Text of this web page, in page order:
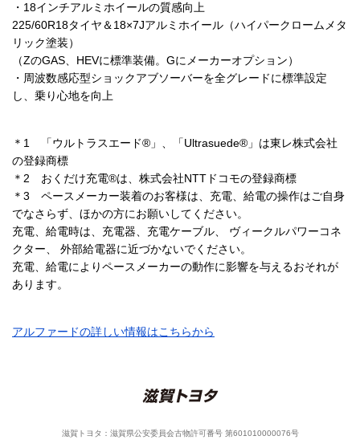
・18インチアルミホイールの質感向上
225/60R18タイヤ＆18×7Jアルミホイール（ハイパークロームメタ
リック塗装）
（ZのGAS、HEVに標準装備。Gにメーカーオプション）
・周波数感応型ショックアブソーバーを全グレードに標準設定
し、乗り心地を向上
＊1 「ウルトラスエード®」、「Ultrasuede®」は東レ株式会社
の登録商標
＊2 おくだけ充電®は、株式会社NTTドコモの登録商標
＊3 ペースメーカー装着のお客様は、充電、給電の操作はご自身
でなさらず、ほかの方にお願いしてください。
充電、給電時は、充電器、充電ケーブル、 ヴィークルパワーコネ
クター、 外部給電器に近づかないでください。
充電、給電によりペースメーカーの動作に影響を与えるおそれが
あります。
アルファードの詳しい情報はこちらから
滋賀トヨタ：滋賀県公安委員会古物許可番号 第601010000076号